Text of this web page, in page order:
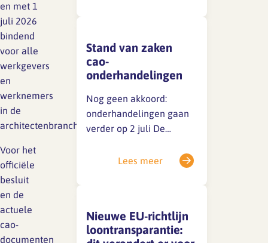
SFA magazine The Human
Factor
Boekentips
Podcasttips
en met 1
juli 2026
bindend
voor alle
werkgevers
en
werknemers
in de
architectenbranche.
Voor het
officiële
besluit
en de
actuele
cao-
documenten
grond van de huidige
cao.Excuus voor
eventuele verwarring.
Stand van zaken
cao-
onderhandelingen
Nog geen akkoord:
onderhandelingen gaan
verder op 2 juli De
2026. Achter de
geen akkoord bereikt.
Vanwege de
Lees meer
Nieuwe EU-richtlijn
loontransparantie: